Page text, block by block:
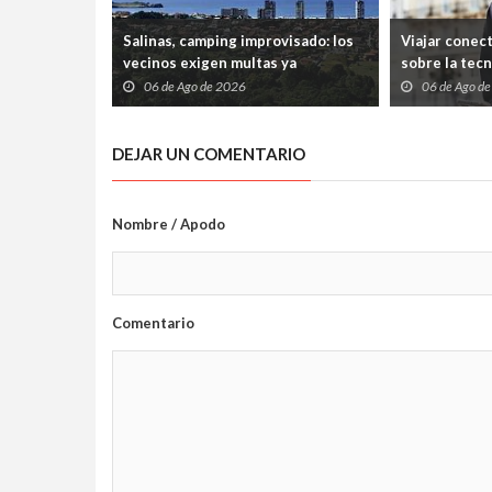
Salinas, camping improvisado: los
vecinos exigen multas ya
06 de Ago de 2026
Viajar
sobre la
06 de Ago
DEJAR UN COMENTARIO
Nombre / Apodo
Comentario